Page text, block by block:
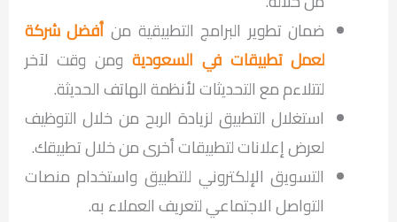
ضمان تطوير البرامج التطبيقية من أفضل شركة
لعمل تطبيقات في السعودية ومن وقت لآخر
لتتلاءم مع التحديثات لأنظمة الهاتف الحديثة.
استغلال التطبيق لزيادة الربح من خلال التوظيف
لعرض إعلانات لتطبيقات أخرى من خلال تطبيقك.
التسويق الإلكتروني للتطبيق واستخدام منصات
التواصل الاجتماعي لتعريف العملاء به.